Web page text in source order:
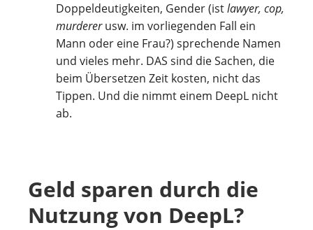
Doppeldeutigkeiten, Gender (istlawyer, cop,
murdererusw. im vorliegenden Fall ein
Mann oder eine Frau?) sprechende Namen
und vieles mehr. DAS sind die Sachen, die
beim Übersetzen Zeit kosten, nicht das
Tippen. Und die nimmt einem DeepL nicht
ab.
Geld sparen durch die
Nutzung von DeepL?